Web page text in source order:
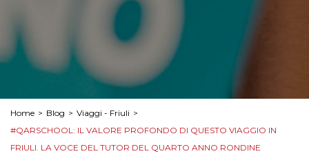
Home > Blog > Viaggi - Friuli >
#QARSCHOOL: IL VALORE PROFONDO DI QUESTO VIAGGIO IN
FRIULI. LA VOCE DEL TUTOR DEL QUARTO ANNO RONDINE